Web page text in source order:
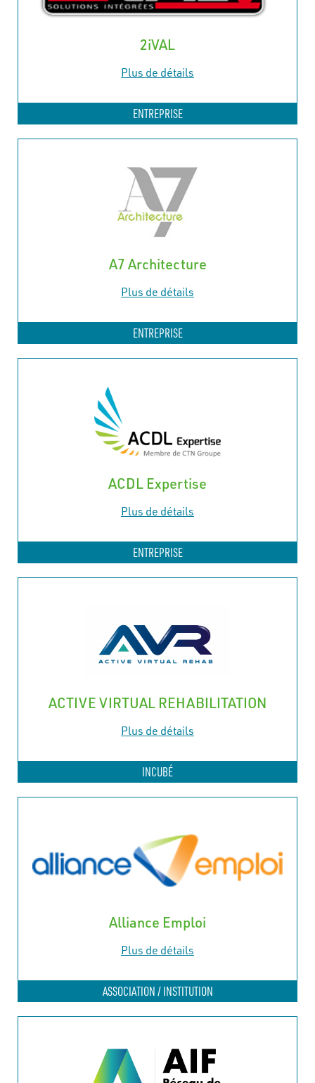
2iVAL
Plus de détails
ENTREPRISE
A7 Architecture
Plus de détails
ENTREPRISE
ACDL Expertise
Plus de détails
ENTREPRISE
ACTIVE VIRTUAL REHABILITATION
Plus de détails
INCUBÉ
Alliance Emploi
Plus de détails
ASSOCIATION / INSTITUTION